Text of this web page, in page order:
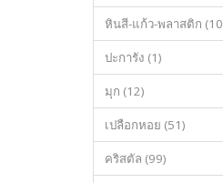
หินสี-แก้ว-พลาสติก
ปะการัง (1)
มุก (12)
เปลือกหอย (51)
คริสตัล (99)